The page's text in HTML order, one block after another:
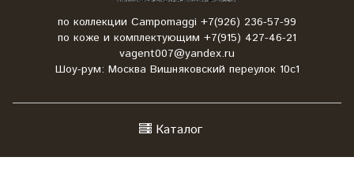
по коллекции Campomaggi +7(926) 236-57-99
по коже и комплектующим +7(915) 427-46-21
vagent007@yandex.ru
Шоу-рум: Москва Вишняковский переулок 10с1
Каталог